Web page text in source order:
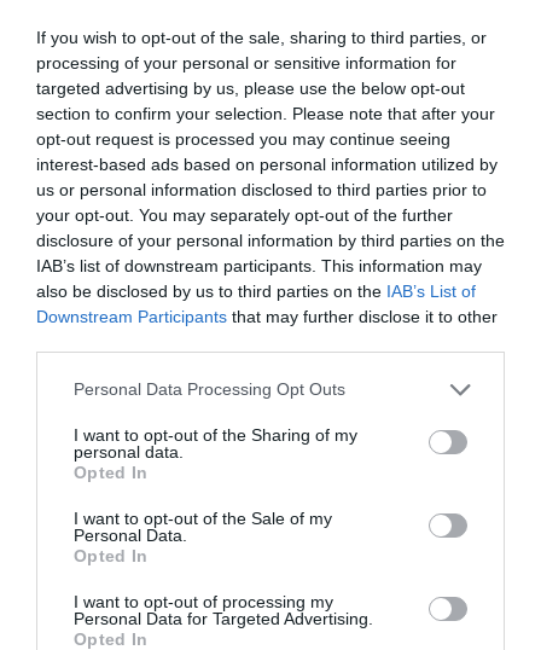
If you wish to opt-out of the sale, sharing to third parties, or
processing of your personal or sensitive information for
targeted advertising by us, please use the below opt-out
section to confirm your selection. Please note that after your
opt-out request is processed you may continue seeing
interest-based ads based on personal information utilized by
us or personal information disclosed to third parties prior to
your opt-out. You may separately opt-out of the further
disclosure of your personal information by third parties on the
IAB’s list of downstream participants. This information may
also be disclosed by us to third parties on the IAB’s List of
Downstream Participants that may further disclose it to other
Personal Data Processing Opt Outs
I want to opt-out of the Sharing of my
personal data.
Opted In
I want to opt-out of the Sale of my
Personal Data.
Opted In
I want to opt-out of processing my
Personal Data for Targeted Advertising.
Opted In